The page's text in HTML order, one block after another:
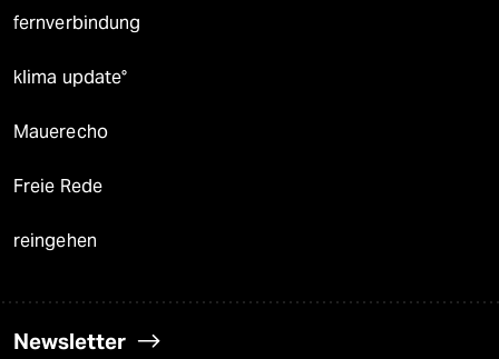
fernverbindung
klima update°
Mauerecho
Freie Rede
reingehen
Newsletter